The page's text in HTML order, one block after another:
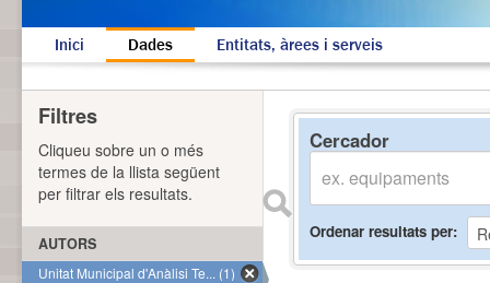
Inici Dades Entitats, àrees i serveis
Cercador
Ordenar resultats per
Filtres
Cliqueu sobre un o més
termes de la llista següent
per filtrar els resultats.
AUTORS
Unitat Municipal d'Anàlisi Te... (1)